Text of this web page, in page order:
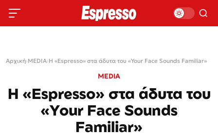
Αρχική›MEDIA›Η «Espresso» στα άδυτα του «Your Face Sounds Familiar»
MEDIA
Η «Espresso» στα άδυτα του
«Your Face Sounds
Familiar»